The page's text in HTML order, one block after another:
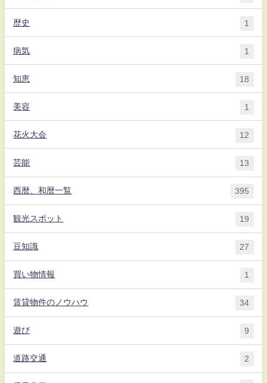
歴史 1
病気 1
知恵 18
美容 1
花火大会 12
芸能 13
西暦、和暦一覧 395
観光スポット 19
豆知識 27
買い物情報 1
賃貸物件のノウハウ 34
遊び 9
道路交通 2